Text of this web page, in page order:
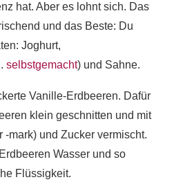
hat. Aber es lohnt sich. Das
und das Beste: Du
Joghurt,
selbstgemacht) und Sahne.
Vanille-Erdbeeren. Dafür
klein geschnitten und mit
mark) und Zucker vermischt.
Wasser und so
Flüssigkeit.